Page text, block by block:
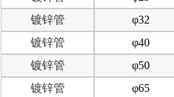
镀锌管
φ32
镀锌管
φ40
镀锌管
φ50
镀锌管
φ65